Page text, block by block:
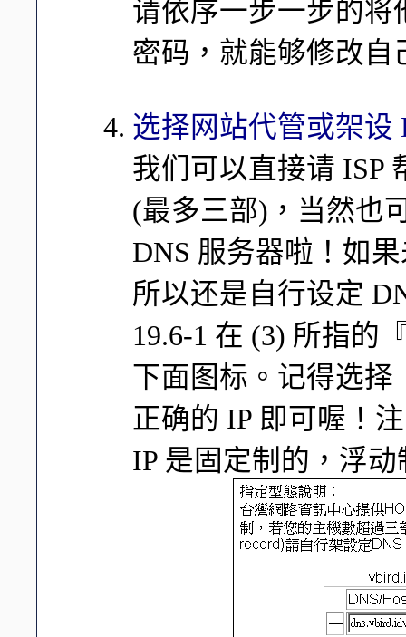
请依序一步一步的将
密码，就能够修改自
选择网站代管或架设
我们可以直接请 ISP
(最多三部)，当然也
DNS 服务器啦！如
所以还是自行设定
19.6-1 在 (3) 所指的
下面图标。记得选择
正确的 IP 即可喔！
IP 是固定制的，浮